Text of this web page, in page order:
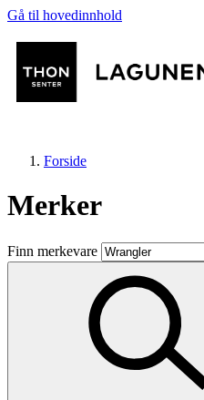
Gå til hovedinnhold
Butikker
Mat og drikke
Aktiviteter
Forside
Merker
Finn merkevare